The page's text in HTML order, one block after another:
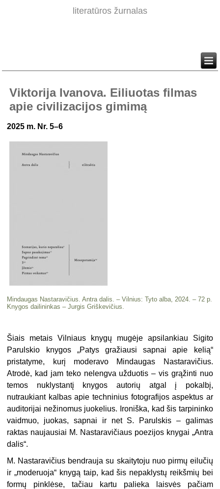
literatūros žurnalas
Viktorija Ivanova. Eiliuotas filmas
apie civilizacijos gimimą
2025 m. Nr. 5–6
Mindaugas Nastaravičius. Antra dalis. – Vilnius: Tyto alba, 2024. – 72 p.
Knygos dailininkas – Jurgis Griškevičius.
Šiais metais Vilniaus knygų mugėje apsilankiau Sigito
Parulskio knygos „Patys gražiausi sapnai apie kelią“
pristatyme, kurį moderavo Mindaugas Nastaravičius.
Atrodė, kad jam teko nelengva užduotis – vis grąžinti nuo
temos nuklystantį knygos autorių atgal į pokalbį,
nutraukiant kalbas apie techninius fotografijos aspektus ar
auditorijai nežinomus juokelius. Ironiška, kad šis tarpininko
vaidmuo, juokas, sapnai ir net S. Parulskis – galimas
raktas naujausiai M. Nastaravičiaus poezijos knygai „Antra
dalis“.
M. Nastaravičius bendrauja su skaitytoju nuo pirmų eilučių
ir „moderuoja“ knygą taip, kad šis nepaklystų reikšmių bei
formų pinklėse, tačiau kartu palieka laisvės pačiam